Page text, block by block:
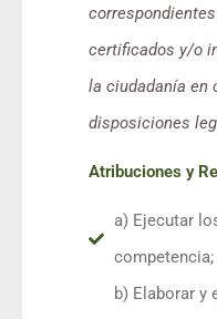
certificados y/o
la ciudadanía en
disposiciones
Atribuciones y
a) Ejecutar
competencia;
b) Elaborar y